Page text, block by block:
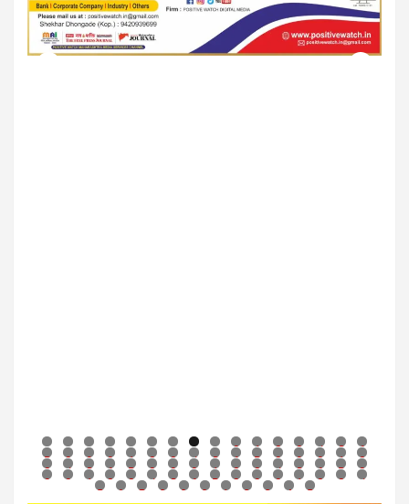
0 1 2 3 4 5 6
7 8 9 0 1 2 3 4 5 6 7 8 9 0 1 2
3 4 5 6 7 8 9 0 1 2 3 4 5 6 7 8
9 0 1 2 3 4 5 6 7 8 9 0 1 2 3 4
5 6 7 8 9 0 1 2 3 4 5